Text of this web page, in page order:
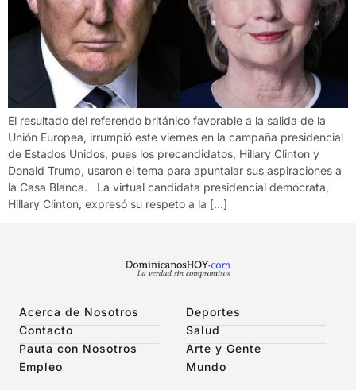
El resultado del referendo británico favorable a la salida de la
Unión Europea, irrumpió este viernes en la campaña presidencial
de Estados Unidos, pues los precandidatos, Hillary Clinton y
Donald Trump, usaron el tema para apuntalar sus aspiraciones a
la Casa Blanca. La virtual candidata presidencial demócrata,
Hillary Clinton, expresó su respeto a la […]
Acerca de Nosotros
Contacto
Pauta con Nosotros
Empleo
Deportes
Salud
Arte y Gente
Mundo